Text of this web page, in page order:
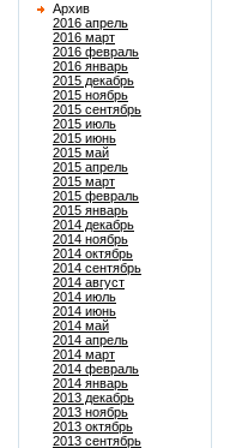
Архив
2016 апрель
2016 март
2016 февраль
2016 январь
2015 декабрь
2015 ноябрь
2015 сентябрь
2015 июль
2015 июнь
2015 май
2015 апрель
2015 март
2015 февраль
2015 январь
2014 декабрь
2014 ноябрь
2014 октябрь
2014 сентябрь
2014 август
2014 июль
2014 июнь
2014 май
2014 апрель
2014 март
2014 февраль
2014 январь
2013 декабрь
2013 ноябрь
2013 октябрь
2013 сентябрь